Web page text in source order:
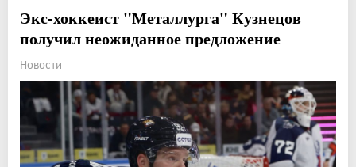
Экс-хоккеист "Металлурга" Кузнецов
получил неожиданное предложение
Новости